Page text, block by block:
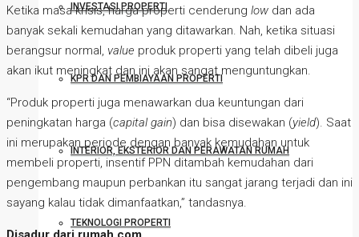
INVESTASI PROPERTI
KPR DAN PEMBIAYAAN PROPERTI
INTERIOR, EKSTERIOR DAN PERAWATAN RUMAH
TEKNOLOGI PROPERTI
Ketika masa krisis, harga properti cenderung low dan ada
banyak sekali kemudahan yang ditawarkan. Nah, ketika situasi
berangsur normal, value produk properti yang telah dibeli juga
akan ikut meningkat dan ini akan sangat menguntungkan.
“Produk properti juga menawarkan dua keuntungan dari
peningkatan harga (capital gain) dan bisa disewakan (yield). Saat
ini merupakan periode dengan banyak kemudahan untuk
membeli properti, insentif PPN ditambah kemudahan dari
pengembang maupun perbankan itu sangat jarang terjadi dan ini
sayang kalau tidak dimanfaatkan,” tandasnya.